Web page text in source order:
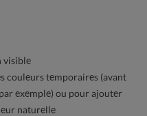
visible
couleurs temporaires (avant
exemple) ou pour ajouter
naturelle